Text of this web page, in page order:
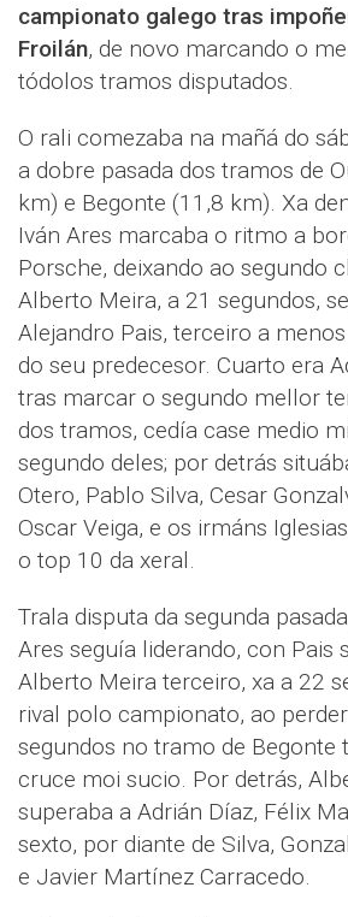
campionato galego tras
Froilán, de novo marcando o
tódolos tramos disputados.
O rali comezaba na mañá do
a dobre pasada dos tramos de
km) e Begonte (11,8 km). Xa
Iván Ares marcaba o ritmo a
Porsche, deixando ao segundo
Alberto Meira, a 21 segundos,
Alejandro Pais, terceiro a
do seu predecesor. Cuarto era
tras marcar o segundo mellor
dos tramos, cedía case medio
segundo deles; por detrás
Otero, Pablo Silva, Cesar
Oscar Veiga, e os irmáns
o top 10 da xeral.
Trala disputa da segunda
Ares seguía liderando, con Pais
Alberto Meira terceiro, xa a 22
rival polo campionato, ao
segundos no tramo de Begonte
cruce moi sucio. Por detrás,
superaba a Adrián Díaz, Félix
sexto, por diante de Silva,
e Javier Martínez Carracedo.